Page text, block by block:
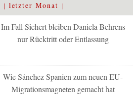
letzter Monat
Im Fall Sichert bleiben Daniela Behrens
nur Rücktritt oder Entlassung
Wie Sánchez Spanien zum neuen EU-
Migrationsmagneten gemacht hat